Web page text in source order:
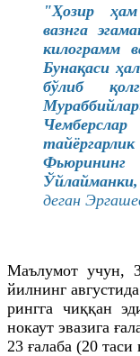
"Ҳозир
вазнга
килограмм
Бунақаси
бўлиб
Чемберслар
Фьюрининг
Ўйлайманки
деган
Маълумот учун,
йилнинг августида
рингга чиққан
нокаут эвазига
23 ғалаба (20 таси